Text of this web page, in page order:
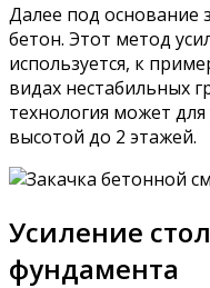
Далее под основание
бетон. Этот метод
используется, к
видах нестабильных
технология может
высотой до 2 этажей.
Усиление
фундамента